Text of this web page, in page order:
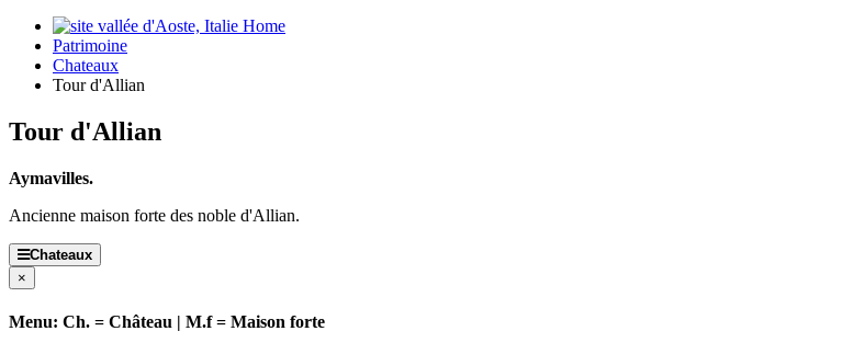
Home
Patrimoine
Chateaux
Tour d'Allian
Tour d'Allian
Aymavilles.
Ancienne maison forte des noble d'Allian.
Chateaux
×
Menu: Ch. = Château | M.f = Maison forte